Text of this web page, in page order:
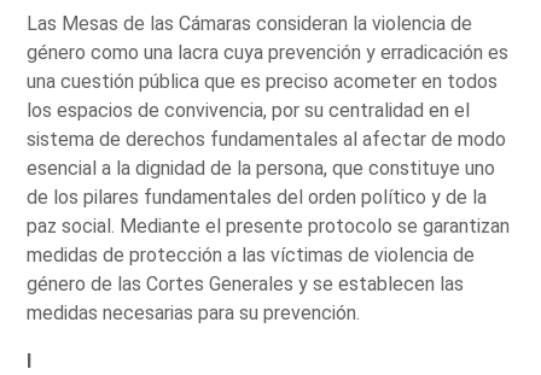
Las Mesas de las Cámaras consideran la violencia de
género como una lacra cuya prevención y erradicación es
una cuestión pública que es preciso acometer en todos
los espacios de convivencia, por su centralidad en el
sistema de derechos fundamentales al afectar de modo
esencial a la dignidad de la persona, que constituye uno
de los pilares fundamentales del orden político y de la
paz social. Mediante el presente protocolo se garantizan
medidas de protección a las víctimas de violencia de
género de las Cortes Generales y se establecen las
medidas necesarias para su prevención.
I